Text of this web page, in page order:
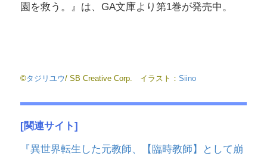
園を救う。』は、GA文庫より第1巻が発売中。
©タジリユウ/ SB Creative Corp. イラスト： Siino
[関連サイト]
『異世界転生した元教師、【臨時教師】として崩